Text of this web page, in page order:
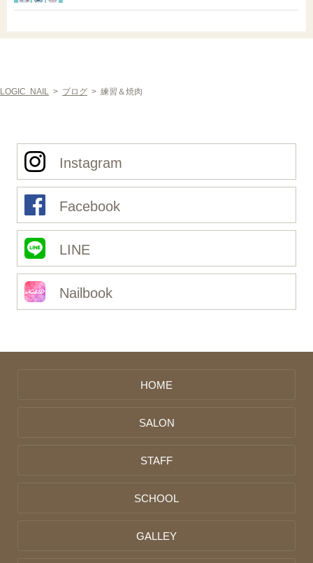
LOGIC NAIL > ブログ > 練習＆焼肉
Instagram
Facebook
LINE
Nailbook
HOME
SALON
STAFF
SCHOOL
GALLEY